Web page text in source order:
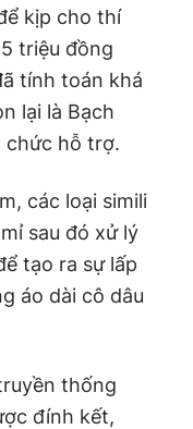
kịp cho thí
triệu đồng
tính toán khá
lại là Bạch
chức hỗ trợ.
các loại simili
sau đó xử lý
tạo ra sự lấp
áo dài cô dâu
thống
đính kết,